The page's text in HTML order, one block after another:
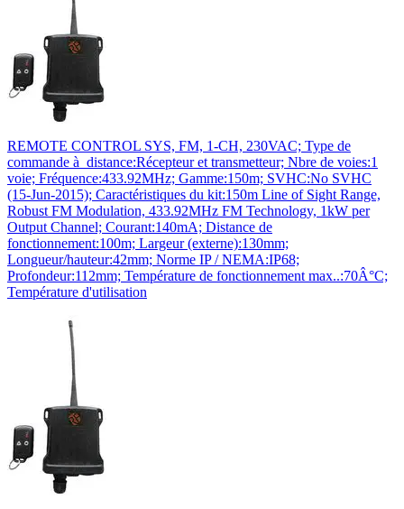
REMOTE CONTROL SYS, FM, 1-CH, 230VAC; Type de
commande à distance:Récepteur et transmetteur; Nbre de voies:1
voie; Fréquence:433.92MHz; Gamme:150m; SVHC:No SVHC
(15-Jun-2015); Caractéristiques du kit:150m Line of Sight Range,
Robust FM Modulation, 433.92MHz FM Technology, 1kW per
Output Channel; Courant:140mA; Distance de
fonctionnement:100m; Largeur (externe):130mm;
Longueur/hauteur:42mm; Norme IP / NEMA:IP68;
Profondeur:112mm; Température de fonctionnement max..:70Â°C;
Température d'utilisation